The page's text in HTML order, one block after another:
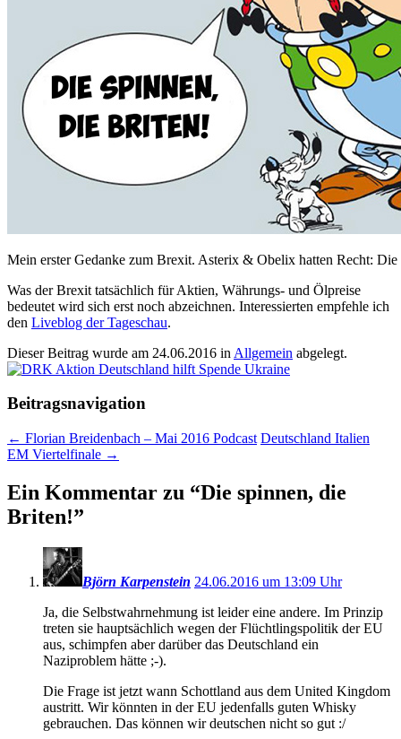
Mein erster Gedanke zum Brexit. Asterix & Obelix hatten Recht:
Was der Brexit tatsächlich für Aktien, Währungs- und Ölpreise
bedeutet wird sich erst noch abzeichnen. Interessierten empfehle ich
den Liveblog der Tageschau.
Dieser Beitrag wurde am 24.06.2016 in Allgemein abgelegt.
Beitragsnavigation
← Florian Breidenbach – Mai 2016 Podcast Deutschland Italien
EM Viertelfinale →
Ein Kommentar zu “Die spinnen, die
Briten!”
Björn Karpenstein 24.06.2016 um 13:09 Uhr
Ja, die Selbstwahrnehmung ist leider eine andere. Im Prinzip
treten sie hauptsächlich wegen der Flüchtlingspolitik der EU
aus, schimpfen aber darüber das Deutschland ein
Naziproblem hätte ;-).
Die Frage ist jetzt wann Schottland aus dem United Kingdom
austritt. Wir könnten in der EU jedenfalls guten Whisky
gebrauchen. Das können wir deutschen nicht so gut :/